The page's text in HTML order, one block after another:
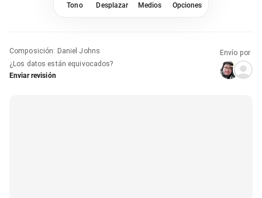
Tono Desplazar Medios Opciones
Composición: Daniel Johns
¿Los datos están equivocados?
Enviar revisión
Envío por